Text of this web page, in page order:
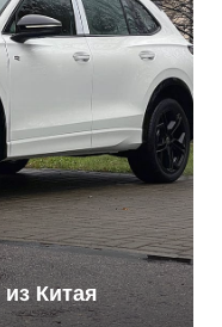
Китая